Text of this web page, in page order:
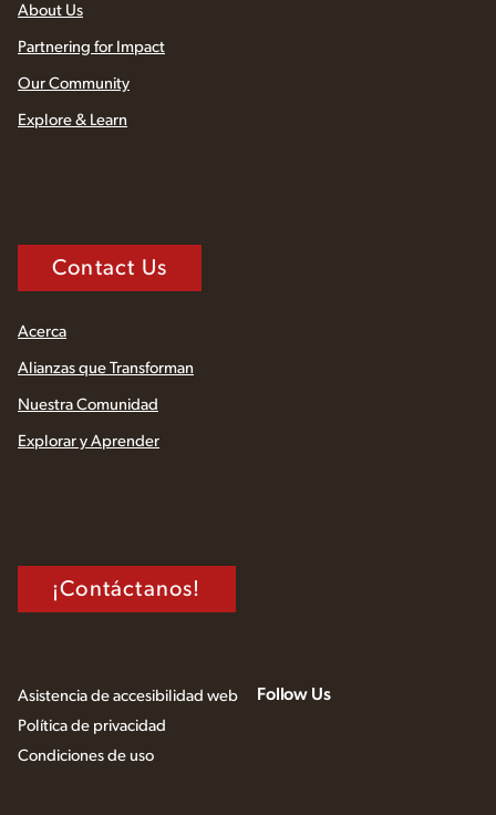
About Us
Partnering for Impact
Our Community
Explore & Learn
Contact Us
Acerca
Alianzas que Transforman
Nuestra Comunidad
Explorar y Aprender
¡Contáctanos!
Asistencia de accesibilidad web
Política de privacidad
Condiciones de uso
Follow Us